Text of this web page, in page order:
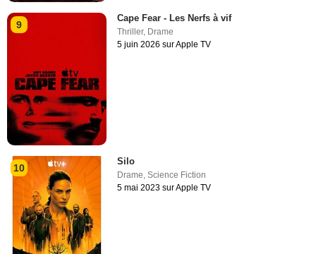
9
Cape Fear - Les Nerfs à vif
Thriller, Drame
5 juin 2026 sur Apple TV
10
Silo
Drame,Science Fiction
5 mai 2023 sur Apple TV